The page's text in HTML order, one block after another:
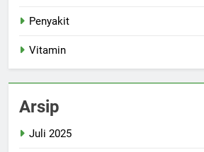
Penyakit
Vitamin
Arsip
Juli 2025